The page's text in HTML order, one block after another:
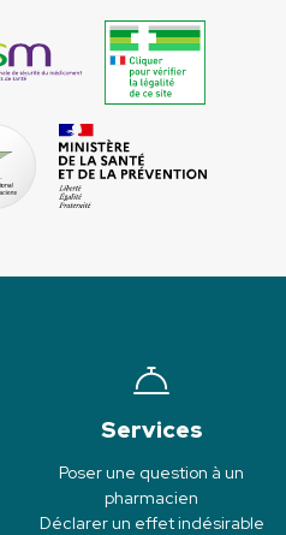
Services
Poser une question à un
pharmacien
Déclarer un effet indésirable